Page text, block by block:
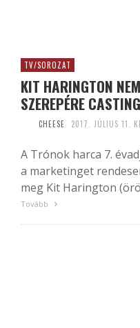
TV/SOROZAT
KIT HARINGTON
SZEREPÉRE
CHEESE 2017. JÚLIUS 11.
A Trónok harca 7.
a marketinget
meg Kit Harington
Tovább